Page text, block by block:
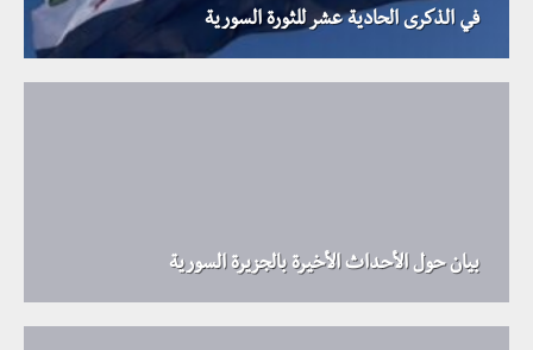
في الذكرى الحادية عشر للثورة السورية
بيان حول الأحداث الأخيرة بالجزيرة السورية